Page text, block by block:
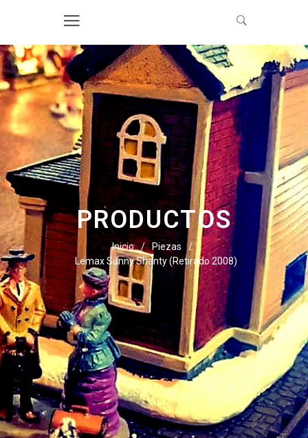
PRODUCTOS
Inicio / Piezas
/
Lemax Sunny Shanty (Retirado 2008)